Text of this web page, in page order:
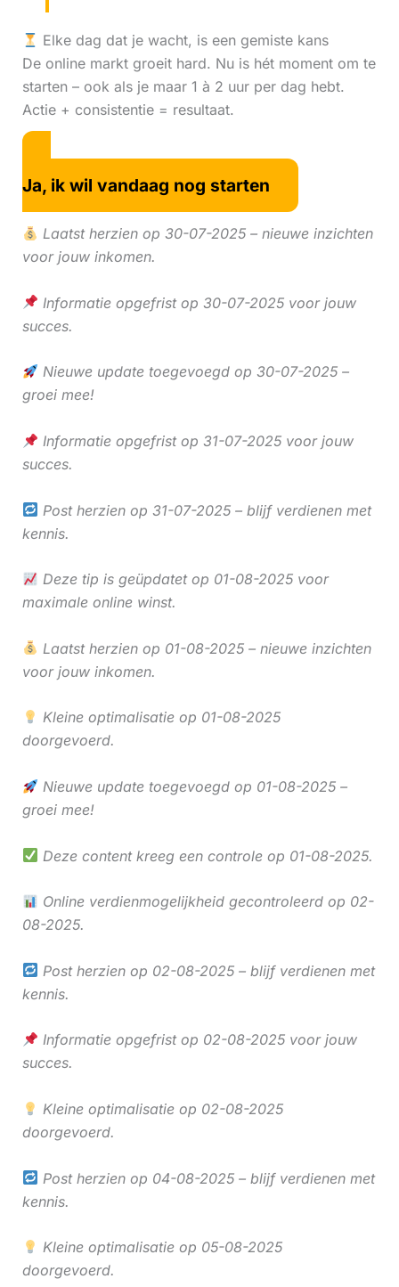
Elke dag dat je wacht, is een gemiste kans
De online markt groeit hard. Nu is hét moment om te
starten – ook als je maar 1 à 2 uur per dag hebt.
Actie + consistentie = resultaat.
Ja, ik wil vandaag nog starten
Laatst herzien op 30-07-2025 – nieuwe inzichten
voor jouw inkomen.
Informatie opgefrist op 30-07-2025 voor jouw
succes.
Nieuwe update toegevoegd op 30-07-2025 –
groei mee!
Informatie opgefrist op 31-07-2025 voor jouw
succes.
Post herzien op 31-07-2025 – blijf verdienen met
kennis.
Deze tip is geüpdatet op 01-08-2025 voor
maximale online winst.
Laatst herzien op 01-08-2025 – nieuwe inzichten
voor jouw inkomen.
Kleine optimalisatie op 01-08-2025
doorgevoerd.
Nieuwe update toegevoegd op 01-08-2025 –
groei mee!
Deze content kreeg een controle op 01-08-2025.
Online verdienmogelijkheid gecontroleerd op 02-
08-2025.
Post herzien op 02-08-2025 – blijf verdienen met
kennis.
Informatie opgefrist op 02-08-2025 voor jouw
succes.
Kleine optimalisatie op 02-08-2025
doorgevoerd.
Post herzien op 04-08-2025 – blijf verdienen met
kennis.
Kleine optimalisatie op 05-08-2025
doorgevoerd.